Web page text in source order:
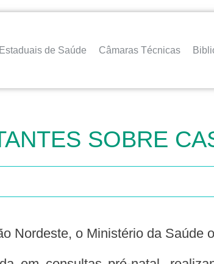
de Saúde Câmaras Técnicas
SOBRE
Nordeste, o Ministério da Saúde